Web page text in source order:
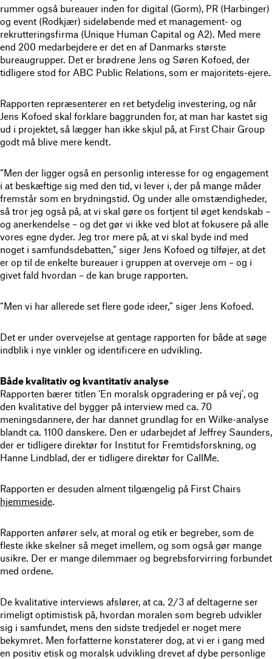
rummer også bureauer inden for digital (Gorm), PR (Harbinger)
og event (Rodkjær) sideløbende med et management- og
rekrutteringsfirma (Unique Human Capital og A2). Med mere
end 200 medarbejdere er det en af Danmarks største
bureaugrupper. Det er brødrene Jens og Søren Kofoed, der
tidligere stod for ABC Public Relations, som er majoritets-ejere.
Rapporten repræsenterer en ret betydelig investering, og når
Jens Kofoed skal forklare baggrunden for, at man har kastet sig
ud i projektet, så lægger han ikke skjul på, at First Chair Group
godt må blive mere kendt.
“Men der ligger også en personlig interesse for og engagement
i at beskæftige sig med den tid, vi lever i, der på mange måder
fremstår som en brydningstid. Og under alle omstændigheder,
så tror jeg også på, at vi skal gøre os fortjent til øget kendskab –
og anerkendelse – og det gør vi ikke ved blot at fokusere på alle
vores egne dyder. Jeg tror mere på, at vi skal byde ind med
noget i samfundsdebatten,” siger Jens Kofoed og tilføjer, at det
er op til de enkelte bureauer i gruppen at overveje om – og i
givet fald hvordan – de kan bruge rapporten.
“Men vi har allerede set flere gode ideer,” siger Jens Kofoed.
Det er under overvejelse at gentage rapporten for både at søge
indblik i nye vinkler og identificere en udvikling.
Både kvalitativ og kvantitativ analyse
Rapporten bærer titlen ‘En moralsk opgradering er på vej’, og
den kvalitative del bygger på interview med ca. 70
meningsdannere, der har dannet grundlag for en Wilke-analyse
blandt ca. 1100 danskere. Den er udarbejdet af Jeffrey Saunders,
der er tidligere direktør for Institut for Fremtidsforskning, og
Hanne Lindblad, der er tidligere direktør for CallMe.
Rapporten er desuden alment tilgængelig på First Chairs
hjemmeside.
Rapporten anfører selv, at moral og etik er begreber, som de
fleste ikke skelner så meget imellem, og som også gør mange
usikre. Der er mange dilemmaer og begrebsforvirring forbundet
med ordene.
De kvalitative interviews afslører, at ca. 2/3 af deltagerne ser
rimeligt optimistisk på, hvordan moralen som begreb udvikler
sig i samfundet, mens den sidste tredjedel er noget mere
bekymret. Men forfatterne konstaterer dog, at vi er i gang med
en positiv etisk og moralsk udvikling drevet af dybe personlige